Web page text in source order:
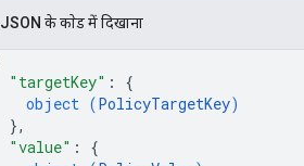
JSON के काेड में दिखाना
"targetKey" : {
object (PolicyTargetKey)
},
"value" : {